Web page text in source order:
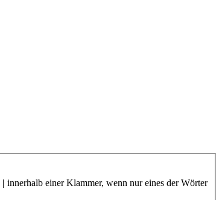
| innerhalb einer Klammer, wenn nur eines der Wörter